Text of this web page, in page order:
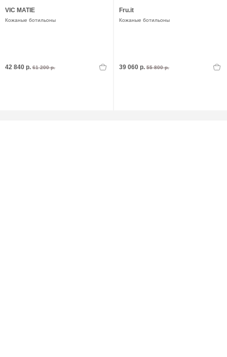
VIC MATIE
Кожаные ботильоны
42 840 р. 61 200 р.
Fru.it
Кожаные ботильоны
39 060 р. 55 800 р.